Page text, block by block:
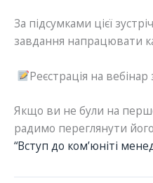
За підсумками цієї
завдання напрацювати
Реєстрація на вебінар
Якщо ви не були на
радимо переглянути
“Вступ до комʼюніті